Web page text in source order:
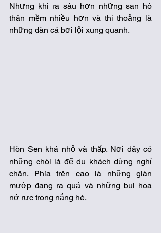
Nhưng khi ra sâu hơn những san hô
thân mềm nhiều hơn và thi thoảng là
những đàn cá bơi lội xung quanh.
Hòn Sen khá nhỏ và thấp. Nơi đây có
những chòi lá để du khách dừng nghỉ
chân. Phía trên cao là những giàn
mướp đang ra quả và những bụi hoa
nở rực trong nắng hè.